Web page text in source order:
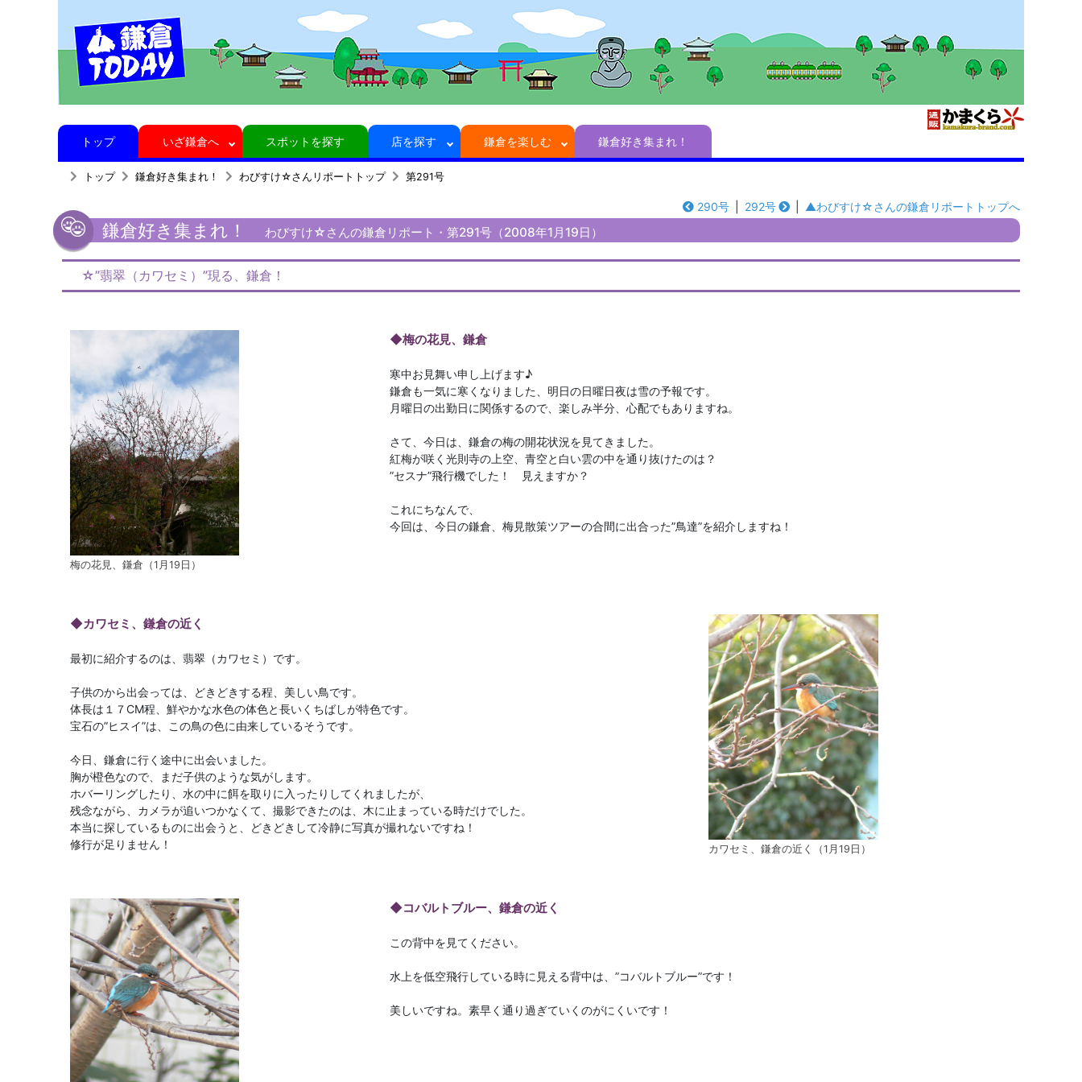
トップ いざ鎌倉へ スポットを探す 店を探す 鎌倉を楽しむ 鎌倉好き集まれ！
トップ 鎌倉好き集まれ！ わびすけ☆さんリポートトップ 第291号
290号 292号 ▲わびすけ☆さんの鎌倉リポートトップへ
鎌倉好き集まれ！ わびすけ☆さんの鎌倉リポート・第291号（2008年1月19日）
☆”翡翠（カワセミ）”現る、鎌倉！
梅の花見、鎌倉（1月19日）
◆梅の花見、鎌倉
寒中お見舞い申し上げます♪
鎌倉も一気に寒くなりました、明日の日曜日夜は雪の予報です。
月曜日の出勤日に関係するので、楽しみ半分、心配でもありますね。
さて、今日は、鎌倉の梅の開花状況を見てきました。
紅梅が咲く光則寺の上空、青空と白い雲の中を通り抜けたのは？
”セスナ”飛行機でした！ 見えますか？
これにちなんで、
今回は、今日の鎌倉、梅見散策ツアーの合間に出合った”鳥達”を紹介しますね！
◆カワセミ、鎌倉の近く
最初に紹介するのは、翡翠（カワセミ）です。
子供のから出会っては、どきどきする程、美しい鳥です。
体長は１７CM程、鮮やかな水色の体色と長いくちばしが特色です。
宝石の”ヒスイ”は、この鳥の色に由来しているそうです。
今日、鎌倉に行く途中に出会いました。
胸が橙色なので、まだ子供のような気がします。
ホバーリングしたり、水の中に餌を取りに入ったりしてくれましたが、
残念ながら、カメラが追いつかなくて、撮影できたのは、木に止まっている時だけでした。
本当に探しているものに出会うと、どきどきして冷静に写真が撮れないですね！
修行が足りません！
カワセミ、鎌倉の近く（1月19日）
◆コバルトブルー、鎌倉の近く
この背中を見てください。
水上を低空飛行している時に見える背中は、”コバルトブルー”です！
美しいですね。素早く通り過ぎていくのがにくいです！